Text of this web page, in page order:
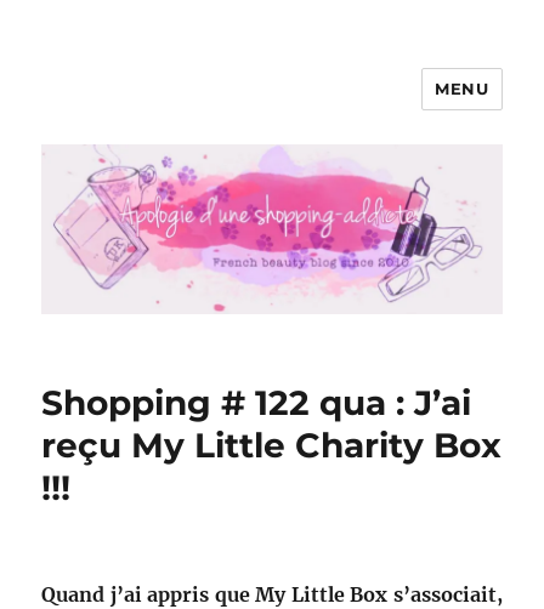
Apologie d'une Shopping-addicte
MENU
Shopping # 122 qua : J’ai
reçu My Little Charity Box
!!!
Quand j’ai appris que My Little Box s’associait,